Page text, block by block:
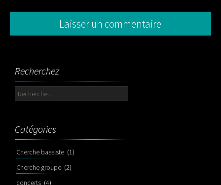
Recherchez
Rechercher :
Catégories
Cherche bassiste (1)
Cherche groupe (2)
concerts (4)